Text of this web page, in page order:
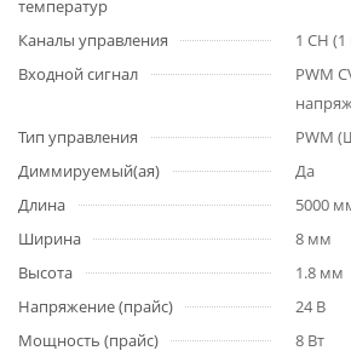
температур
Каналы управления
1 CH
Входной сигнал
PWM
Тип управления
PWM
Диммируемый(ая)
Да
Длина
5000
Ширина
8 мм
Высота
1.8 мм
Напряжение (прайс)
24 В
Мощность (прайс)
8 Вт